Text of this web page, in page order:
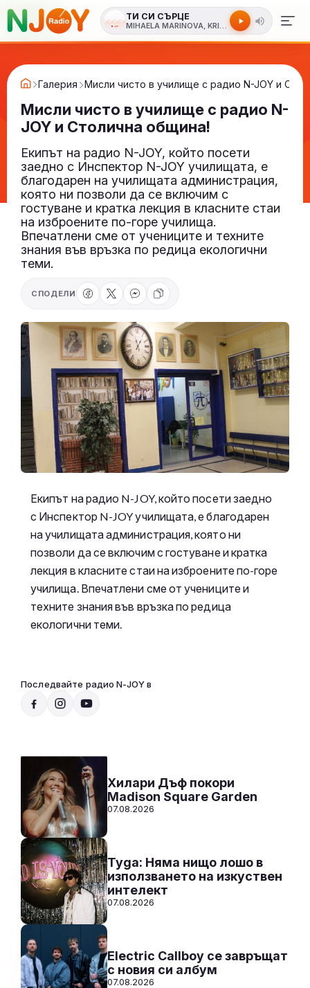
ТИ СИ СЪРЦЕ
MIHAELA MARINOVA, KRISTIAN KOSTOV
Галерия Мисли чисто в училище с радио N-JOY и
Мисли чисто в училище с радио N-
JOY и Столична община!
Екипът на радио N-JOY, който посети
заедно с Инспектор N-JOY училищата, е
благодарен на училищата администрация,
която ни позволи да се включим с
гостуване и кратка лекция в класните стаи
на изброените по-горе училища.
Впечатлени сме от учениците и техните
знания във връзка по редица екологични
теми.
СПОДЕЛИ
Екипът на радио N-JOY, който посети заедно
с Инспектор N-JOY училищата, е благодарен
на училищата администрация, която ни
позволи да се включим с гостуване и кратка
лекция в класните стаи на изброените по-горе
училища. Впечатлени сме от учениците и
техните знания във връзка по редица
екологични теми.
Последвайте радио N-JOY в
СЛУШАЙ
00:00 - 12:00
Хилари Дъф покори
Madison Square Garden
07.08.2026
Tyga: Няма нищо лошо в
използването на изкуствен
интелект
07.08.2026
Electric Callboy се завръщат
с новия си албум
07.08.2026